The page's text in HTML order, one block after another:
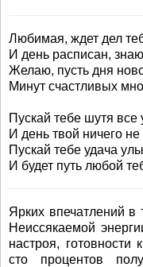
Любимая, ждет дел
И день расписан,
Желаю, пусть дня
Минут счастливых
Пускай тебе шутя все
И день твой ничего не
Пускай тебе удача
И будет путь любой
Ярких впечатлений
Неиссякаемой
настроя,
сто процентов